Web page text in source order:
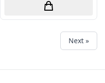
Next »